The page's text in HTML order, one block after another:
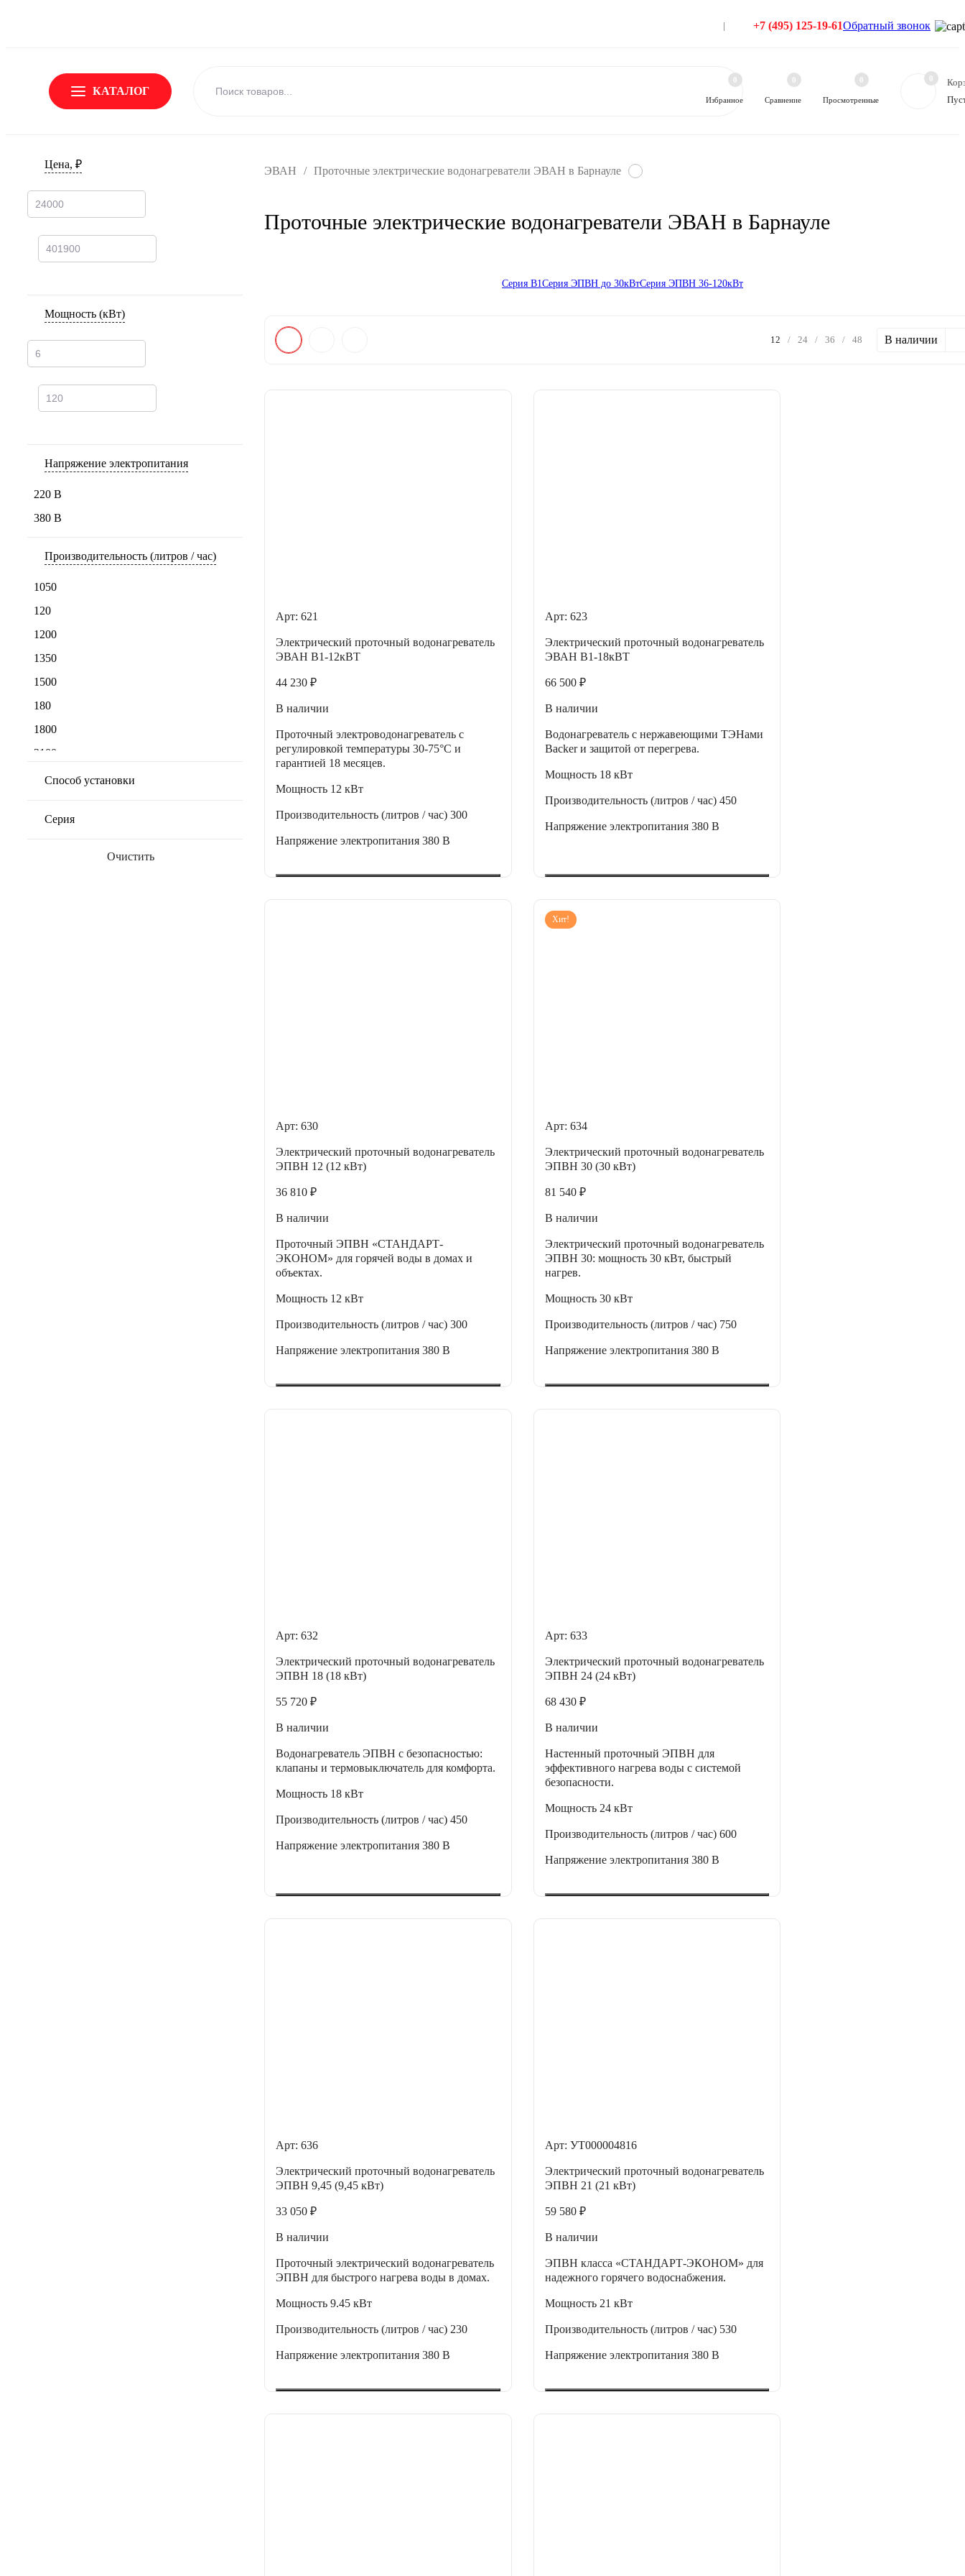
+7 (495) 125-19-61Обратный звонок
КАТАЛОГ
Избранное
0
Сравнение
0
Просмотренные
0 0
Цена, ₽
Мощность (кВт)
Напряжение электропитания
220 В
380 В
Производительность (литров / час)
1050
120
1200
1350
1500
180
1800
2100
230
2700
Способ установки
Серия
Очистить
ЭВАН / Проточные электрические водонагреватели ЭВАН в Барнауле
Проточные электрические водонагреватели ЭВАН в Барнауле
Серия В1 Серия ЭПВН до 30кВтСерия ЭПВН 36-120кВт
12 / 24 / 36 / 48 В наличии
Арт: 621
Электрический проточный водонагреватель
ЭВАН В1-12кВТ
44 230 ₽
В наличии
Проточный электроводонагреватель с
регулировкой температуры 30-75°С и
гарантией 18 месяцев.
Мощность 12 кВт
Производительность (литров / час) 300
Напряжение электропитания 380 В
Арт: 623
Электрический проточный водонагреватель
ЭВАН В1-18кВТ
66 500 ₽
В наличии
Водонагреватель с нержавеющими ТЭНами
Backer и защитой от перегрева.
Мощность 18 кВт
Производительность (литров / час) 450
Напряжение электропитания 380 В
Арт: 630
Электрический проточный водонагреватель
ЭПВН 12 (12 кВт)
36 810 ₽
В наличии
Проточный ЭПВН «СТАНДАРТ-
ЭКОНОМ» для горячей воды в домах и
объектах.
Мощность 12 кВт
Производительность (литров / час) 300
Напряжение электропитания 380 В
Хит!
Арт: 634
Электрический проточный водонагреватель
ЭПВН 30 (30 кВт)
81 540 ₽
В наличии
Электрический проточный водонагреватель
ЭПВН 30: мощность 30 кВт, быстрый
нагрев.
Мощность 30 кВт
Производительность (литров / час) 750
Напряжение электропитания 380 В
Арт: 632
Электрический проточный водонагреватель
ЭПВН 18 (18 кВт)
55 720 ₽
В наличии
Водонагреватель ЭПВН с безопасностью:
клапаны и термовыключатель для комфорта.
Мощность 18 кВт
Производительность (литров / час) 450
Напряжение электропитания 380 В
Арт: 633
Электрический проточный водонагреватель
ЭПВН 24 (24 кВт)
68 430 ₽
В наличии
Настенный проточный ЭПВН для
эффективного нагрева воды с системой
безопасности.
Мощность 24 кВт
Производительность (литров / час) 600
Напряжение электропитания 380 В
Арт: 636
Электрический проточный водонагреватель
ЭПВН 9,45 (9,45 кВт)
33 050 ₽
В наличии
Проточный электрический водонагреватель
ЭПВН для быстрого нагрева воды в домах.
Мощность 9.45 кВт
Производительность (литров / час) 230
Напряжение электропитания 380 В
Арт: УТ000004816
Электрический проточный водонагреватель
ЭПВН 21 (21 кВт)
59 580 ₽
В наличии
ЭПВН класса «СТАНДАРТ-ЭКОНОМ» для
надежного горячего водоснабжения.
Мощность 21 кВт
Производительность (литров / час) 530
Напряжение электропитания 380 В